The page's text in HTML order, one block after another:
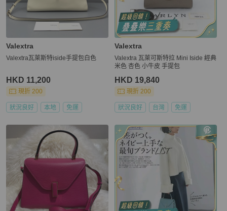
Valextra
Valextra瓦萊斯特iside手提包白色
HKD 11,200
現折 200
狀況良好 本地 免運
Valextra
Valextra 瓦萊可斯特拉 Mini Iside 經典
米色 杏色 小牛皮 手提包
HKD 19,840
現折 200
狀況良好 台灣 免運